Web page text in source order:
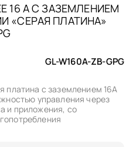
16 А С ЗАЗЕМЛЕНИЕМ
«СЕРАЯ ПЛАТИНА»
GL-W160A-ZB-GPG
платина с заземлением 16А
управления через
и приложения, со